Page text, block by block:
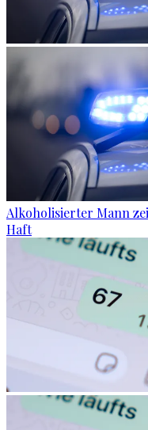
Alkoholisierter Mann
Haft